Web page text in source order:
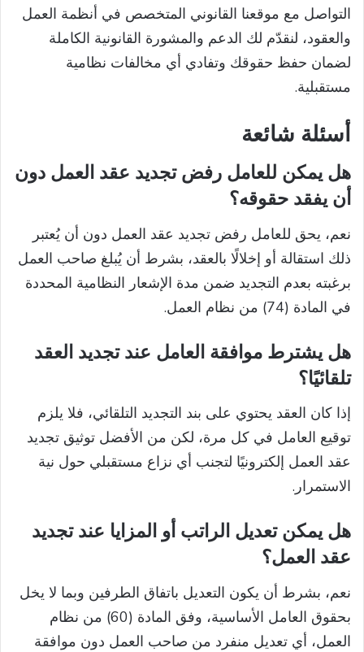
التواصل مع موقعنا القانوني المتخصص في أنظمة العمل
والعقود، لنقدّم لك الدعم والمشورة القانونية الكاملة
لضمان حفظ حقوقك وتفادي أي مخالفات نظامية
مستقبلية.
أسئلة شائعة
هل يمكن للعامل رفض تجديد عقد العمل دون
أن يفقد حقوقه؟
نعم، يحق للعامل رفض تجديد عقد العمل دون أن يُعتبر
ذلك استقالة أو إخلالًا بالعقد، بشرط أن يُبلغ صاحب العمل
برغبته بعدم التجديد ضمن مدة الإشعار النظامية المحددة
في المادة (74) من نظام العمل.
هل يشترط موافقة العامل عند تجديد العقد
تلقائيًا؟
إذا كان العقد يحتوي على بند التجديد التلقائي، فلا يلزم
توقيع العامل في كل مرة، لكن من الأفضل توثيق تجديد
عقد العمل إلكترونيًا لتجنب أي نزاع مستقبلي حول نية
الاستمرار.
هل يمكن تعديل الراتب أو المزايا عند تجديد
عقد العمل؟
نعم، بشرط أن يكون التعديل باتفاق الطرفين وبما لا يخل
بحقوق العامل الأساسية، وفق المادة (60) من نظام
العمل، أي تعديل منفرد من صاحب العمل دون موافقة